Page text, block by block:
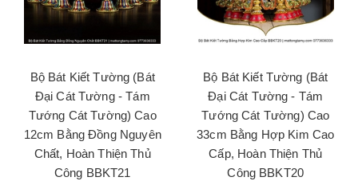
Bộ Bát Kiết Tường (Bát
Đại Cát Tường - Tám
Tướng Cát Tường) Cao
12cm Bằng Đồng Nguyên
Chất, Hoàn Thiện Thủ
Công BBKT21
Bộ Bát Kiết Tường (Bát
Đại Cát Tường - Tám
Tướng Cát Tường) Cao
33cm Bằng Hợp Kim Cao
Cấp, Hoàn Thiện Thủ
Công BBKT20